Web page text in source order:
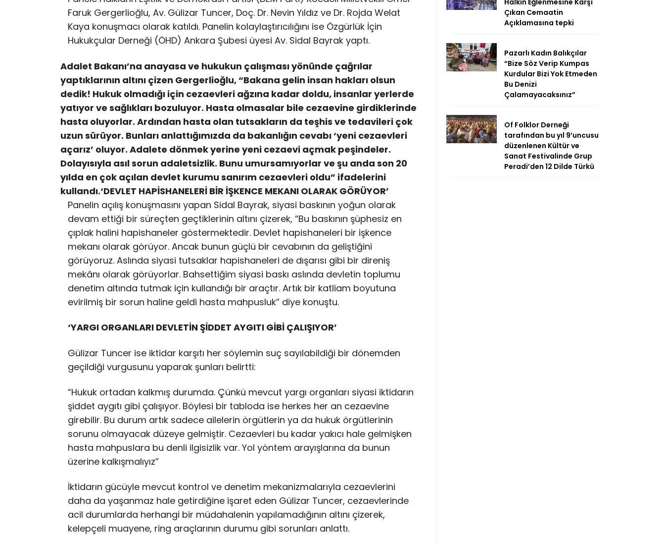
Faruk Gergerlioğlu, Av. Gülizar Tuncer, Doç. Dr. Nevin Yıldız ve Dr. Rojda Welat
Kaya konuşmacı olarak katıldı. Panelin kolaylaştırıcılığını ise Özgürlük İçin
Hukukçular Derneği (ÖHD) Ankara Şubesi üyesi Av. Sidal Bayrak yaptı.
Adalet Bakanı’na anayasa ve hukukun çalışması yönünde çağrılar
yaptıklarının altını çizen Gergerlioğlu, “Bakana gelin insan hakları olsun
dedik! Hukuk olmadığı için cezaevleri ağzına kadar doldu, insanlar yerlerde
yatıyor ve sağlıkları bozuluyor. Hasta olmasalar bile cezaevine girdiklerinde
hasta oluyorlar. Ardından hasta olan tutsakların da teşhis ve tedavileri çok
uzun sürüyor. Bunları anlattığımızda da bakanlığın cevabı ‘yeni cezaevleri
açarız’ oluyor. Adalete dönmek yerine yeni cezaevi açmak peşindeler.
Dolayısıyla asıl sorun adaletsizlik. Bunu umursamıyorlar ve şu anda son 20
yılda en çok açılan devlet kurumu sanırım cezaevleri oldu” ifadelerini
kullandı.‘DEVLET HAPİSHANELERİ BİR İŞKENCE MEKANI OLARAK GÖRÜYOR’
Panelin açılış konuşmasını yapan Sidal Bayrak, siyasi baskının yoğun olarak
devam ettiği bir süreçten geçtiklerinin altını çizerek, “Bu baskının şüphesiz en
çıplak halini hapishaneler göstermektedir. Devlet hapishaneleri bir işkence
mekanı olarak görüyor. Ancak bunun güçlü bir cevabının da geliştiğini
görüyoruz. Aslında siyasi tutsaklar hapishaneleri de dışarısı gibi bir direniş
mekânı olarak görüyorlar. Bahsettiğim siyasi baskı aslında devletin toplumu
denetim altında tutmak için kullandığı bir araçtır. Artık bir katliam boyutuna
evirilmiş bir sorun haline geldi hasta mahpusluk” diye konuştu.
‘YARGI ORGANLARI DEVLETİN ŞİDDET AYGITI GİBİ ÇALIŞIYOR’
Gülizar Tuncer ise iktidar karşıtı her söylemin suç sayılabildiği bir dönemden
geçildiği vurgusunu yaparak şunları belirtti:
“Hukuk ortadan kalkmış durumda. Çünkü mevcut yargı organları siyasi iktidarın
şiddet aygıtı gibi çalışıyor. Böylesi bir tabloda ise herkes her an cezaevine
girebilir. Bu durum artık sadece ailelerin örgütlerin ya da hukuk örgütlerinin
sorunu olmayacak düzeye gelmiştir. Cezaevleri bu kadar yakıcı hale gelmişken
hasta mahpuslara bu denli ilgisizlik var. Yol yöntem arayışlarına da bunun
üzerine kalkışmalıyız”
İktidarın gücüyle mevcut kontrol ve denetim mekanizmalarıyla cezaevlerini
daha da yaşanmaz hale getirdiğine işaret eden Gülizar Tuncer, cezaevlerinde
acil durumlarda herhangi bir müdahalenin yapılamadığının altını çizerek,
kelepçeli muayene, ring araçlarının durumu gibi sorunları anlattı.
Halkın Eğlenmesine Karşı
Çıkan Cemaatin
Açıklamasına tepki
Pazarlı Kadın Balıkçılar
“Bize Söz Verip Kumpas
Kurdular Bizi Yok Etmeden
Bu Denizi
Çalamayacaksınız”
Of Folklor Derneği
tarafından bu yıl 9’uncusu
düzenlenen Kültür ve
Sanat Festivalinde Grup
Peradi’den 12 Dilde Türkü